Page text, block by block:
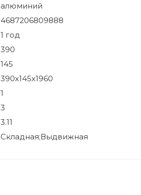
алюминий
4687206809888
1 год
390
145
390х145х1960
1
3
3.11
Складная;Выдвижная